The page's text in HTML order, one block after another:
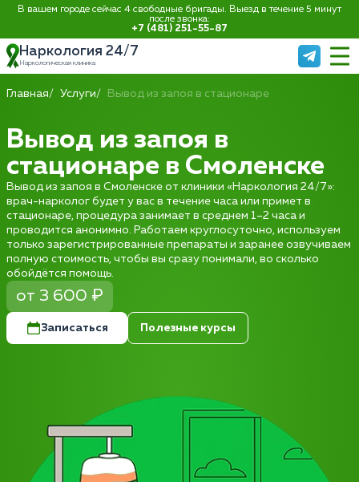
В вашем городе сейчас 4 свободные бригады. Выезд в течение 5 минут
после звонка:
+7 (481) 251-55-87
Наркология 24/7
Наркологическая клиника
Главная Услуги Вывод из запоя в стационаре
Вывод из запоя в
стационаре в Смоленске
Вывод из запоя в Смоленске от клиники «Наркология 24/7»:
врач-нарколог будет у вас в течение часа или примет в
стационаре, процедура занимает в среднем 1–2 часа и
проводится анонимно. Работаем круглосуточно, используем
только зарегистрированные препараты и заранее озвучиваем
полную стоимость, чтобы вы сразу понимали, во сколько
обойдётся помощь.
от 3 600 ₽
Записаться Полезные курсы